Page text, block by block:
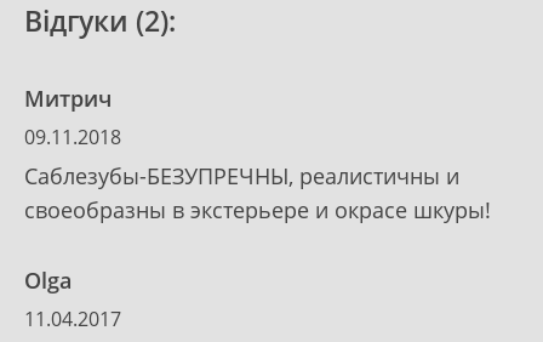
Відгуки (2):
Митрич
09.11.2018
Саблезубы-БЕЗУПРЕЧНЫ, реалистичны и
своеобразны в экстерьере и окрасе шкуры!
Olga
11.04.2017